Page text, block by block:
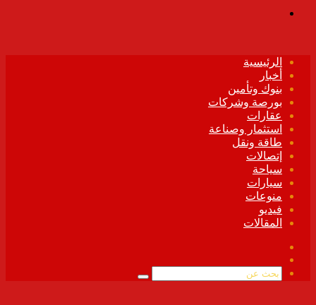
الرئيسية
أخبار
بنوك وتأمين
بورصة وشركات
عقارات
استثمار وصناعة
طاقة ونقل
إتصالات
سياحة
سيارات
منوعات
فيديو
المقالات
الموقع
بحث